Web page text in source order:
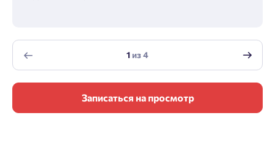
1из4
Записаться на просмотр